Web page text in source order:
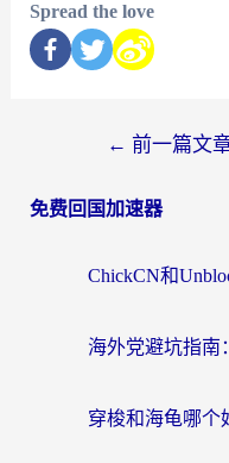
Spread the love
← 前一篇文
免费回国加速器